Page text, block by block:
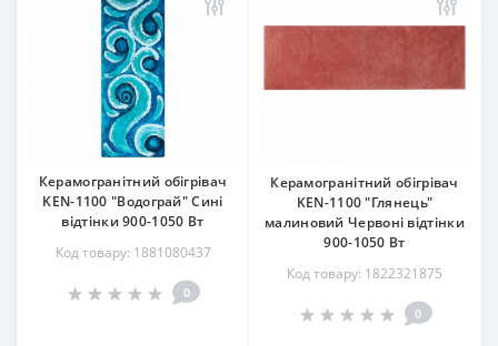
Керамогранітний обігрівач
KEN-1100 "Водограй" Сині
відтінки 900-1050 Вт
Код товару: 1881080437
0
Керамогранітний обігрівач
KEN-1100 "Глянець"
малиновий Червоні відтінки
900-1050 Вт
Код товару: 1822321875
0